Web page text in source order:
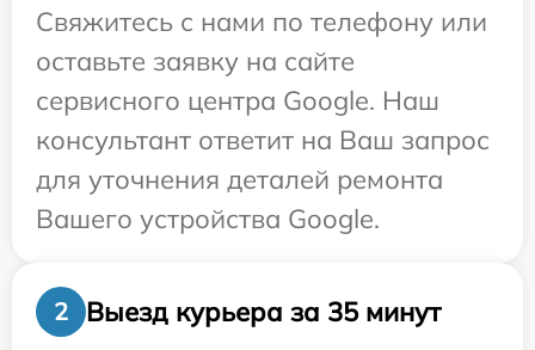
Свяжитесь с нами по телефону или
оставьте заявку на сайте
сервисного центра Google. Наш
консультант ответит на Ваш запрос
для уточнения деталей ремонта
Вашего устройства Google.
2
Выезд курьера за 35 минут